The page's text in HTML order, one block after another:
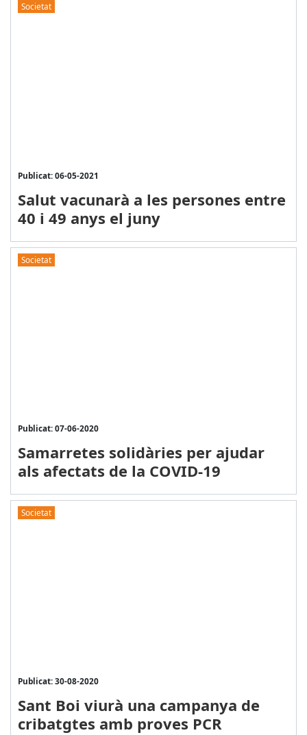
Societat
Publicat: 06-05-2021
Salut vacunarà a les persones entre
40 i 49 anys el juny
Societat
Publicat: 07-06-2020
Samarretes solidàries per ajudar
als afectats de la COVID-19
Societat
Publicat: 30-08-2020
Sant Boi viurà una campanya de
cribatgtes amb proves PCR